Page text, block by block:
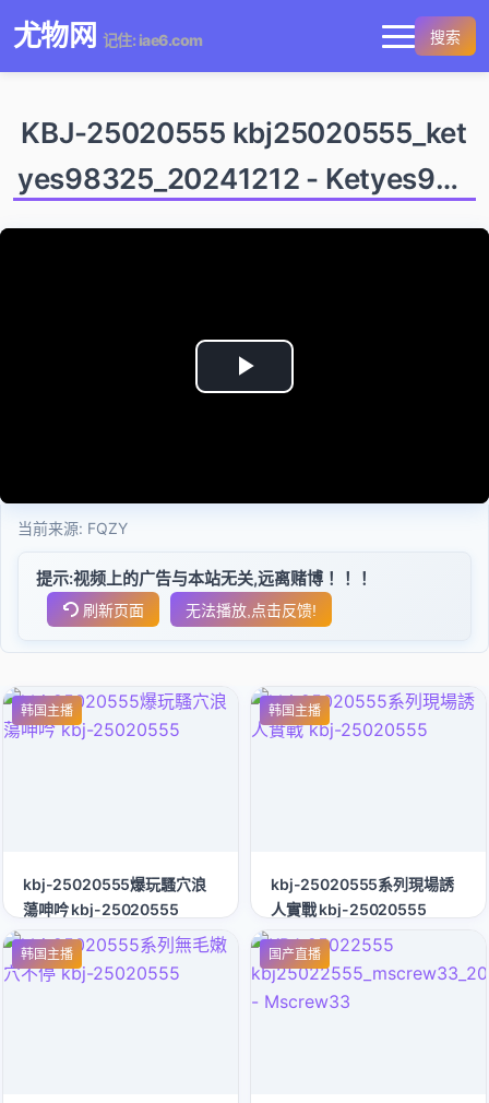
尤物网 记住: iae6.com 搜索
KBJ-25020555 kbj25020555_ket
yes98325_20241212 - Ketyes983
25
Play
当前来源: FQZY
提示:视频上的广告与本站无关,远离赌博！！！
刷新页面 无法播放,点击反馈!
韩国主播
kbj-25020555爆玩騷穴浪
蕩呻吟 kbj-25020555
韩国主播
kbj-25020555系列現場誘
人實戰 kbj-25020555
韩国主播 国产直播